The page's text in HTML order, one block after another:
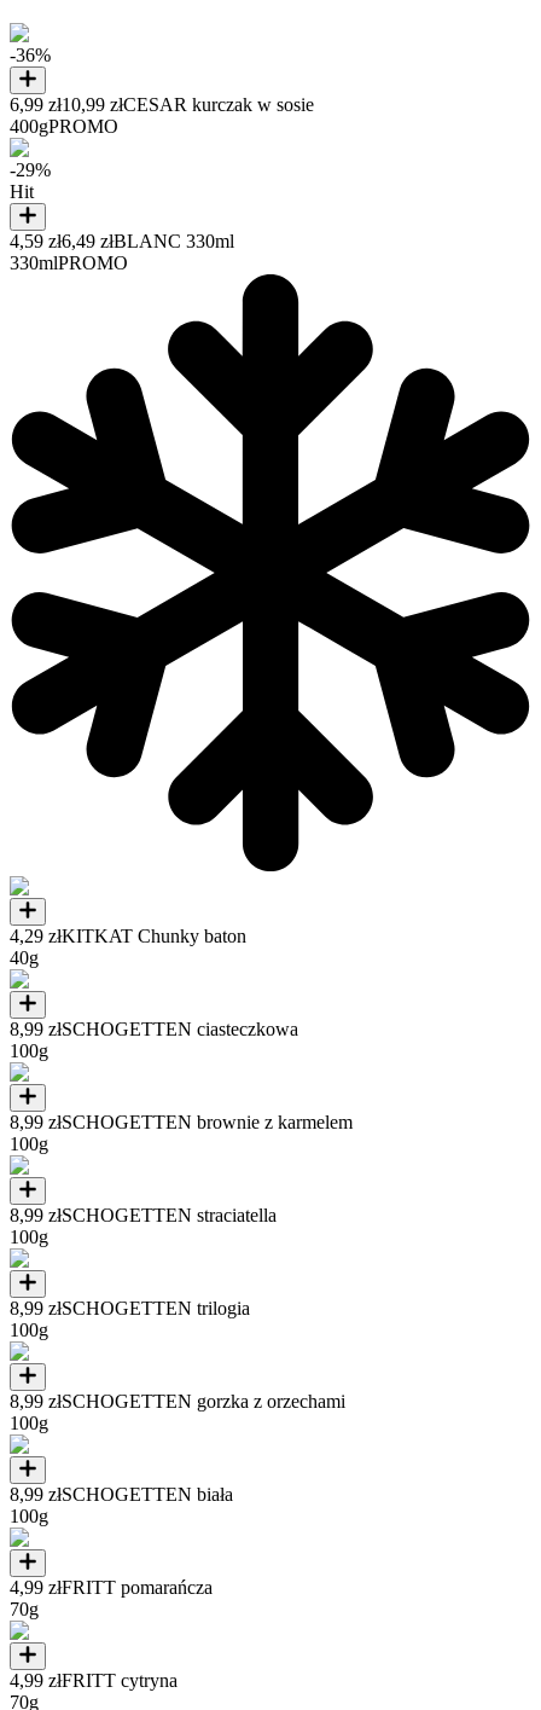
-36%
6,99 zł10,99 złCESAR kurczak w sosie
400gPROMO
-29%
Hit
4,59 zł6,49 złBLANC 330ml
330mlPROMO
4,29 złKITKAT Chunky baton
40g
8,99 złSCHOGETTEN ciasteczkowa
100g
8,99 złSCHOGETTEN brownie z karmelem
100g
8,99 złSCHOGETTEN straciatella
100g
8,99 złSCHOGETTEN trilogia
100g
8,99 złSCHOGETTEN gorzka z orzechami
100g
8,99 złSCHOGETTEN biała
100g
4,99 złFRITT pomarańcza
70g
4,99 złFRITT cytryna
70g